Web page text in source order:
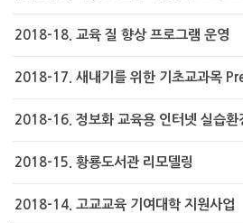
2018-18. 교육 질 향상 프로그램 운영
2018-17. 새내기를 위한 기초교과목
2018-16. 정보화 교육용 인터넷 실습환
2018-15. 황룡도서관 리모델링
2018-14. 고교교육 기여대학 지원사업